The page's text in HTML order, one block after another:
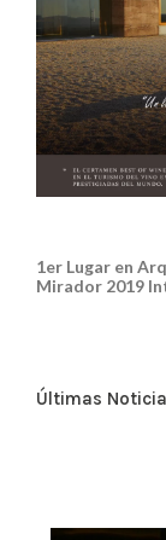
1er Lugar en
Mirador 2019
Últimas